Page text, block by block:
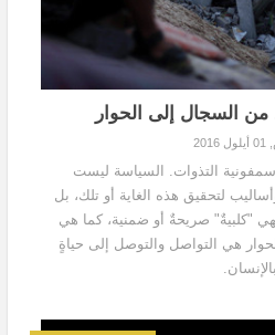
السجال إلى الحوار
التذوات. السياسة ليست
لتحقيق هذه الغاية أو تلك، بل
فهي "كلبيةٌ" صريحةٌ أو ضمنية، كما هي
هي التواصل والتوصل إلى حياةٍ